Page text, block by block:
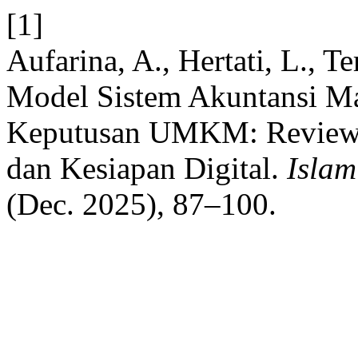
[1]
Aufarina, A., Hertati, L.,
Model Sistem Akuntansi
Keputusan UMKM:
dan Kesiapan Digital.
(Dec. 2025), 87–100.